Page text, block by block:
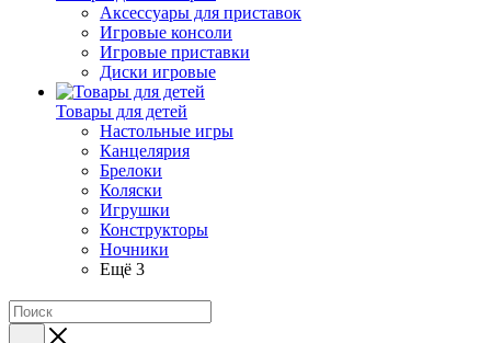
Аксессуары для приставок
Игровые консоли
Игровые приставки
Диски игровые
Товары для детей
Настольные игры
Канцелярия
Брелоки
Коляски
Игрушки
Конструкторы
Ночники
Ещё 3